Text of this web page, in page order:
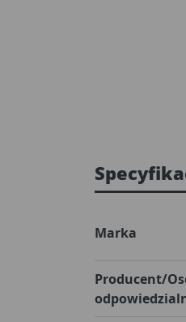
Marka
Producent/